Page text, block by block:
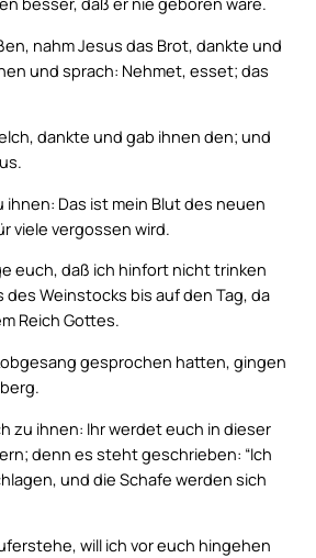
nahm Jesus das Brot, dankte und
und sprach: Nehmet, esset; das
dankte und gab ihnen den; und
ihnen: Das ist mein Blut des neuen
viele vergossen wird.
euch, daß ich hinfort nicht trinken
des Weinstocks bis auf den Tag, da
Reich Gottes.
gesprochen hatten, gingen
zu ihnen: Ihr werdet euch in dieser
denn es steht geschrieben: “Ich
und die Schafe werden sich
will ich vor euch hingehen